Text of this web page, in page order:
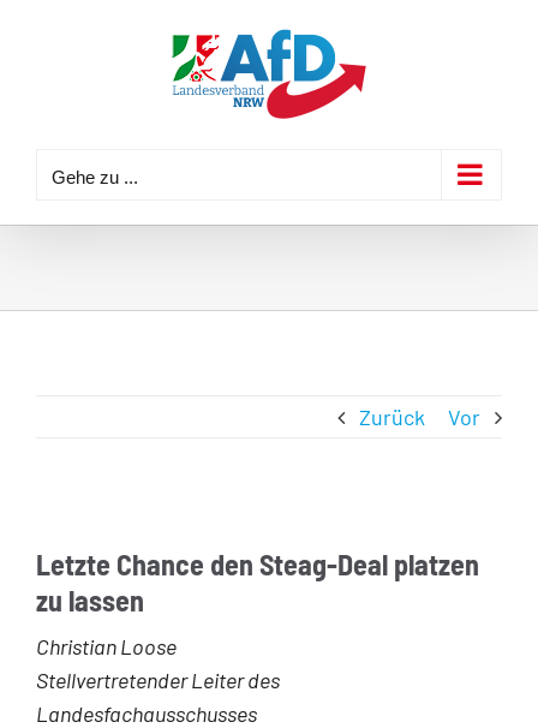
Gehe zu ...
Zurück Vor
Letzte Chance den Steag-Deal platzen
zu lassen
Christian Loose
Stellvertretender Leiter des
Landesfachausschusses